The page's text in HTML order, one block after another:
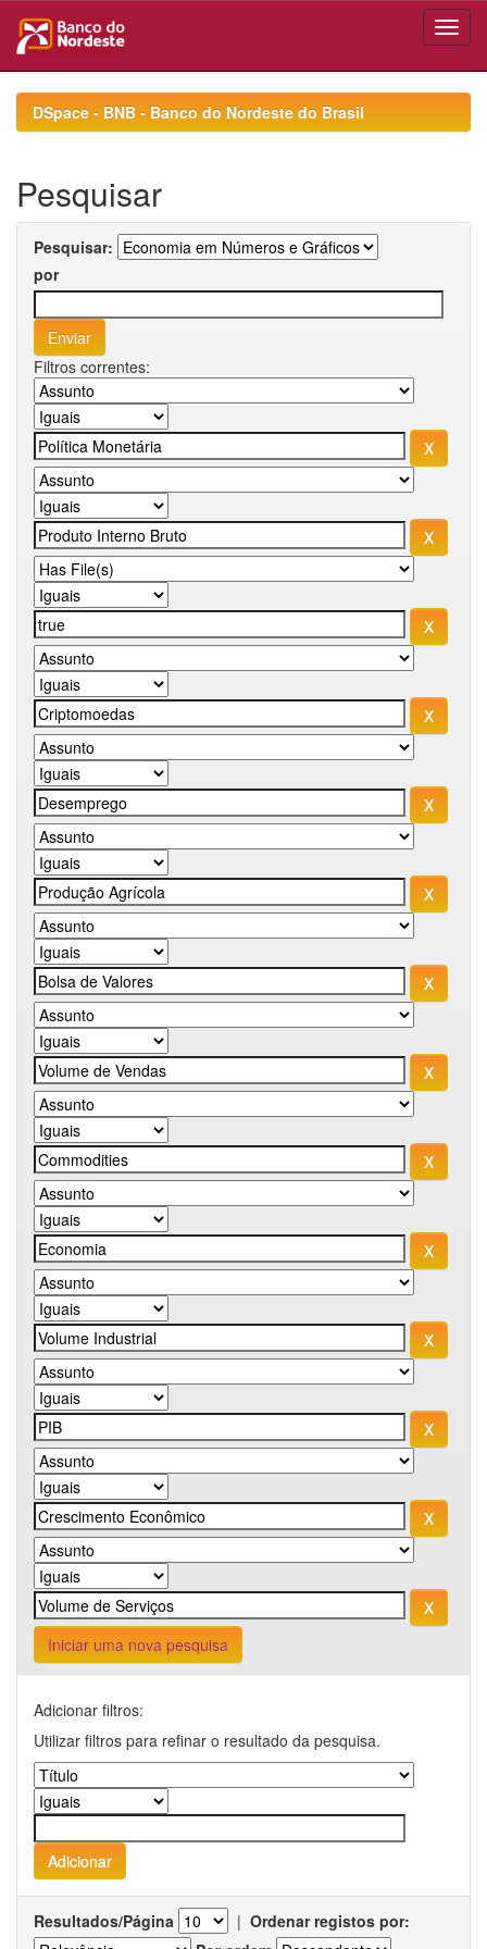
navigationDSpace - BNB - Banco do Nordeste do Brasil
Pesquisar
Pesquisar:
por
Filtros correntes:
Iniciar uma nova pesquisa
Adicionar filtros:
Utilizar filtros para refinar o resultado da pesquisa.
Resultados/Página | Ordenar registos por: